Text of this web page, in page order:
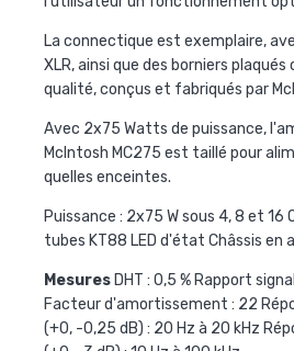
La connectique est exemplaire,
XLR, ainsi que des borniers
qualité, conçus et fabriqués par
Avec 2x75 Watts de puissance,
McIntosh MC275 est taillé pour
quelles enceintes.
Puissance : 2x75 W sous 4, 8 et 16
tubes KT88 LED d'état Châssis en
MesuresDHT : 0,5 % Rapport
Facteur d'amortissement : 22
(+0, -0,25 dB) : 20 Hz à 20 kHz